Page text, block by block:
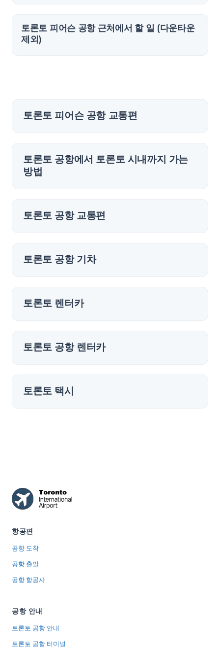
토론토 피어슨 공항 근처에서 할 일 (다운타운
제외)
토론토 피어슨 공항 교통편
토론토 공항에서 토론토 시내까지 가는
방법
토론토 공항 교통편
토론토 공항 기차
토론토 렌터카
토론토 공항 렌터카
토론토 택시
항공편
공항 도착
공항 출발
공항 항공사
공항 안내
토론토 공항 안내
토론토 공항 터미널